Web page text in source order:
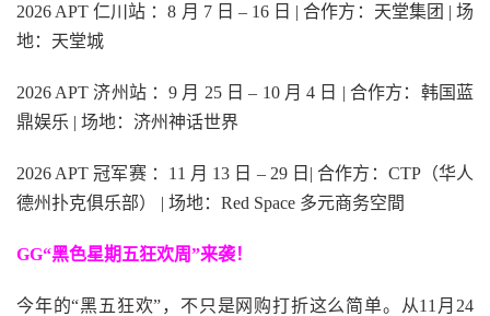
2026 APT 仁川站 ：8 月 7 日 – 16 日 | 合作方：天堂集团 | 场
地：天堂城
2026 APT 济州站 ：9 月 25 日 – 10 月 4 日 | 合作方：韩国蓝
鼎娱乐 | 场地：济州神话世界
2026 APT 冠军赛 ：11 月 13 日 – 29 日| 合作方：CTP（华人
德州扑克俱乐部） | 场地：Red Space 多元商务空間
GG“黑色星期五狂欢周”来袭！
今年的“黑五狂欢”，不只是网购打折这么简单。从11月24